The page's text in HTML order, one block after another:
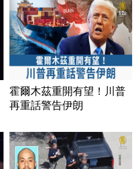
霍爾木茲重開有望！川普
再重話警告伊朗